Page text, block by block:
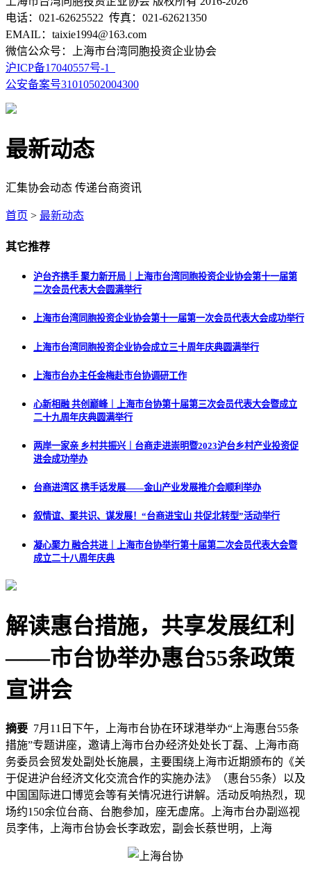
电话：021-62625522 传真：021-62621350
EMAIL：taixie1994@163.com
微信公众号：上海市台湾同胞投资企业协会
沪ICP备17040557号-1
公安备案号31010502004300
最新动态
汇集协会动态 传递台商资讯
首页 > 最新动态
其它推荐
沪台齐携手 聚力新开局｜上海市台湾同胞投资企业协会第十一届第
二次会员代表大会圆满举行
上海市台湾同胞投资企业协会第十一届第一次会员代表大会成功举行
上海市台湾同胞投资企业协会成立三十周年庆典圆满举行
上海市台办主任金梅赴市台协调研工作
心新相融 共创巅峰｜上海市台协第十届第三次会员代表大会暨成立
二十九周年庆典圆满举行
两岸一家亲 乡村共振兴｜台商走进崇明暨2023沪台乡村产业投资促
进会成功举办
台商进湾区 携手话发展——金山产业发展推介会顺利举办
叙情谊、聚共识、谋发展！“台商进宝山 共促北转型”活动举行
凝心聚力 融合共进｜上海市台协举行第十届第二次会员代表大会暨
成立二十八周年庆典
解读惠台措施，共享发展红利
——市台协举办惠台55条政策
宣讲会
摘要 7月11日下午，上海市台协在环球港举办“上海惠台55条
措施”专题讲座，邀请上海市台办经济处处长丁磊、上海市商
务委员会贸发处副处长施晨，主要围绕上海市近期颁布的《关
于促进沪台经济文化交流合作的实施办法》（惠台55条）以及
中国国际进口博览会等有关情况进行讲解。活动反响热烈，现
场约150余位台商、台胞参加，座无虚席。上海市台办副巡视
员李伟，上海市台协会长李政宏，副会长蔡世明，上海